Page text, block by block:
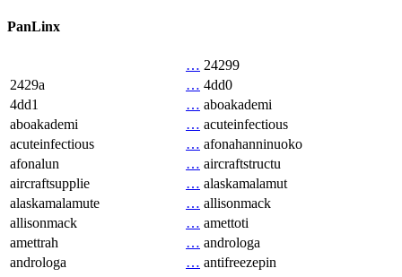
PanLinx
… 24299
2429a
… 4dd0
4dd1
… aboakademi
aboakademi
… acuteinfectious
acuteinfectious
… afonahanninuoko
afonalun
… aircraftstructu
aircraftsupplie
… alaskamalamut
alaskamalamute
… allisonmack
allisonmack
… amettoti
amettrah
… androloga
androloga
… antifreezepin